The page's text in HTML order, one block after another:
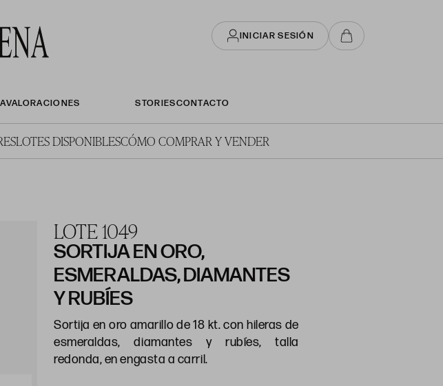
INICIAR SESIÓN
VALORACIONES STORIESCONTACTO
LOTES DISPONIBLESCÓMO COMPRAR Y VENDER
LOTE 1049
SORTIJA EN ORO,
ESMERALDAS, DIAMANTES
Y RUBÍES
Sortija en oro amarillo de 18 kt. con hileras de
esmeraldas, diamantes y rubíes, talla
redonda, en engasta a carril.